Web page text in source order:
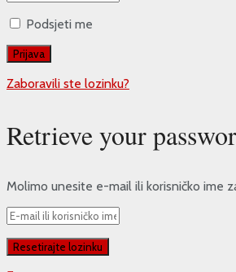
Podsjeti me
Zaboravili ste lozinku?
Retrieve your
Molimo unesite e-mail ili korisničko ime